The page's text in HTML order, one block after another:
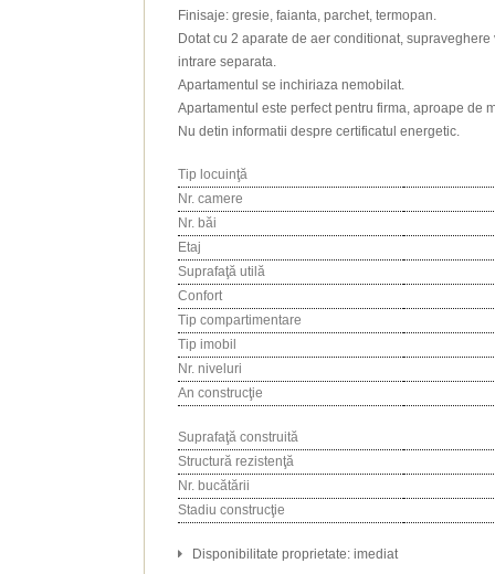
Finisaje: gresie, faianta, parchet, termopan.
Dotat cu 2 aparate de aer conditionat,
intrare separata.
Apartamentul se inchiriaza nemobilat.
Apartamentul este perfect pentru firma, aproape de
Nu detin informatii despre certificatul energetic.
Tip locuinţă
Nr. camere
Nr. băi
Etaj
Suprafaţă utilă
Confort
Tip compartimentare
Tip imobil
Nr. niveluri
An construcţie
Suprafaţă construită
Structură rezistenţă
Nr. bucătării
Stadiu construcţie
Disponibilitate proprietate: imediat